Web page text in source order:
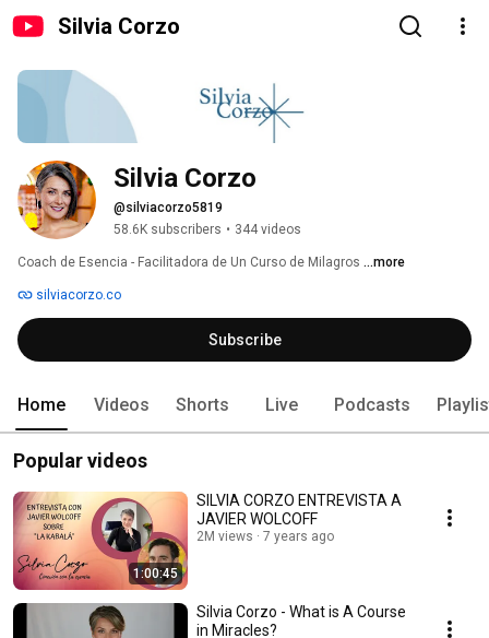
Silvia Corzo
Silvia Corzo
@silviacorzo5819
58.6K subscribers • 344 videos
Coach de Esencia - Facilitadora de Un Curso de Milagros ...more
silviacorzo.co
Subscribe
Home Videos Shorts Live Podcasts
Popular videos
1:00:45
SILVIA CORZO ENTREVISTA A
JAVIER WOLCOFF
2M views 7 years ago
Silvia Corzo - What is A Course
in Miracles?